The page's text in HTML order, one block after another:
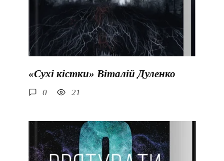
«Сухі кістки» Віталій Дуленко
0 21